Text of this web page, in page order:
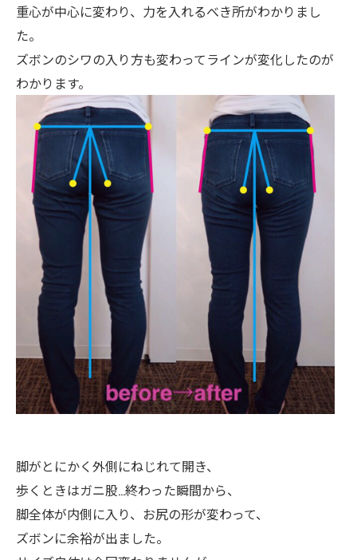
重心が中心に変わり、力を入れるべき所がわかりまし
た。
ズボンのシワの入り方も変わってラインが変化したのが
わかります。
脚がとにかく外側にねじれて開き、
歩くときはガニ股…終わった瞬間から、
脚全体が内側に入り、お尻の形が変わって、
ズボンに余裕が出ました。